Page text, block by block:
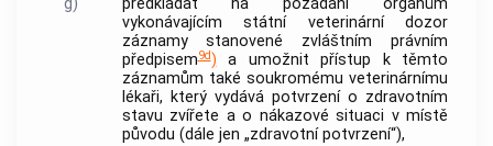
g)
předkládat na požádání orgánům
vykonávajícím státní veterinární dozor
záznamy stanovené zvláštním právním
předpisem9d) a umožnit přístup k těmto
záznamům také soukromému veterinárnímu
lékaři, který vydává potvrzení o zdravotním
stavu zvířete a o nákazové situaci v místě
původu (dále jen „zdravotní potvrzení“),